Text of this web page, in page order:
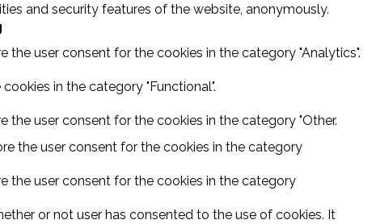
and security features of the website, anonymously.
the user consent for the cookies in the category "Analytics".
in the category "Functional".
the user consent for the cookies in the category "Other.
the user consent for the cookies in the category
the user consent for the cookies in the category
or not user has consented to the use of cookies. It